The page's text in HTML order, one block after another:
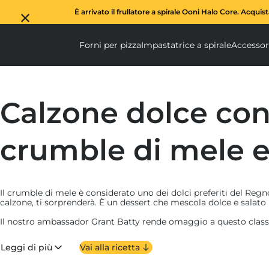
È arrivato il frullatore a spirale Ooni Halo Core.
Forni per pizza Forni per pizza
Impastatrice a spirale
Calzone dolce con
crumble di mele
Il crumble di mele è considerato uno dei dolci preferiti del
calzone, ti sorprenderà. È un dessert che mescola dolce e
Il nostro ambassador Grant Batty rende omaggio a questo
croccante in cima, con miele e frutta secca tritata: un modo
consistenza e croccantezza. E infine il caramello salato,
Leggi di più Vai alla ricetta